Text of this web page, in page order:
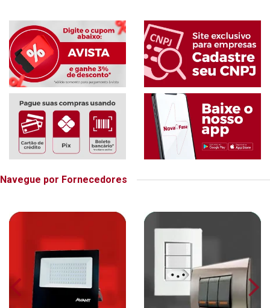
Navegue por Fornecedores